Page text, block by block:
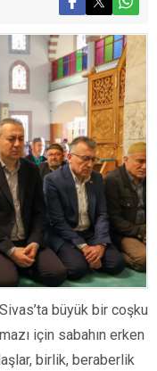
COŞKUSU:
VATANDAŞLAR
SABAHIN
İLK
SAATLERİNDE
CAMİLERE
AKIN
için
büyük bir coşku
için sabahın erken
birlik, beraberlik